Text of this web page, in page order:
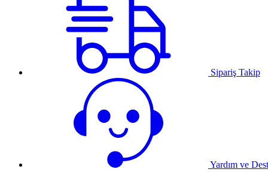
Sipariş Takip
Yardım ve